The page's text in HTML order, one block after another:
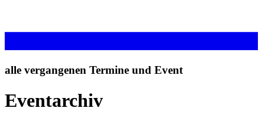
alle vergangenen Termine und Event
Eventarchiv